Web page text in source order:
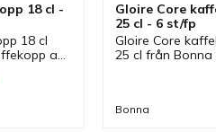
18 cl -
18 cl
av
har
där flera
Gloire Core
25 cl - 6 st/fp
Gloire Core
25 cl från Bonna
kaffefat.
Bonna